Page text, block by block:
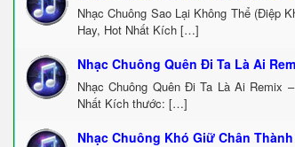
Nhạc Chuông Sao Lại Không Thể (Điệp
Hay, Hot Nhất Kích […]
Nhạc Chuông Quên Đi Ta Là Ai
Nhạc Chuông Quên Đi Ta Là Ai Remix
Nhất Kích thước: […]
Nhạc Chuông Khó Giữ Chân